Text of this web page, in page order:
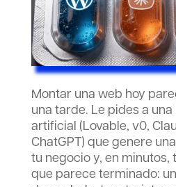
Montar una web hoy
una tarde. Le pides a
artificial (Lovable, v0,
ChatGPT) que genere
tu negocio y, en minutos,
que parece terminado: